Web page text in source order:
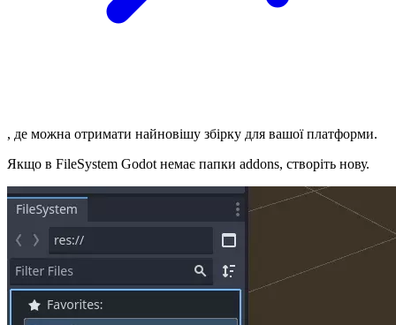
, де можна отримати найновішу збірку для вашої платформи.
Якщо в FileSystem Godot немає папки addons, створіть нову.